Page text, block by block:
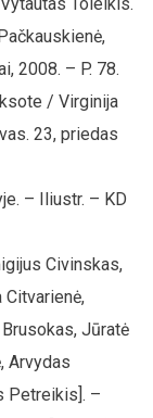
2008. – P. 78.
/ Virginija
23, priedas
– Iliustr. – KD
Civinskas,
Citvarienė,
Jūratė
Arvydas
Petreikis]. –